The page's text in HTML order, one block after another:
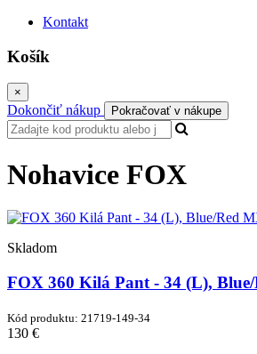
Kontakt
Košík
×
Dokončiť nákup Pokračovať v nákupe
Nohavice FOX
Skladom
FOX 360 Kilá Pant - 34 (L),
Kód produktu: 21719-149-34
130 €